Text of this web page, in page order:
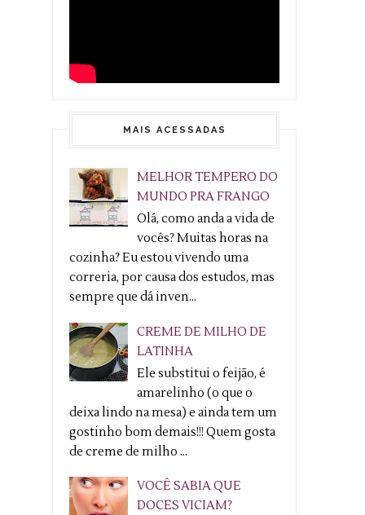
MAIS ACESSADAS
MELHOR TEMPERO DO
MUNDO PRA FRANGO
Olá, como anda a vida de
vocês? Muitas horas na
cozinha? Eu estou vivendo uma
correria, por causa dos estudos, mas
sempre que dá inven...
CREME DE MILHO DE
LATINHA
Ele substitui o feijão, é
amarelinho (o que o
deixa lindo na mesa) e ainda tem um
gostinho bom demais!!! Quem gosta
de creme de milho ...
VOCÊ SABIA QUE
DOCES VICIAM?